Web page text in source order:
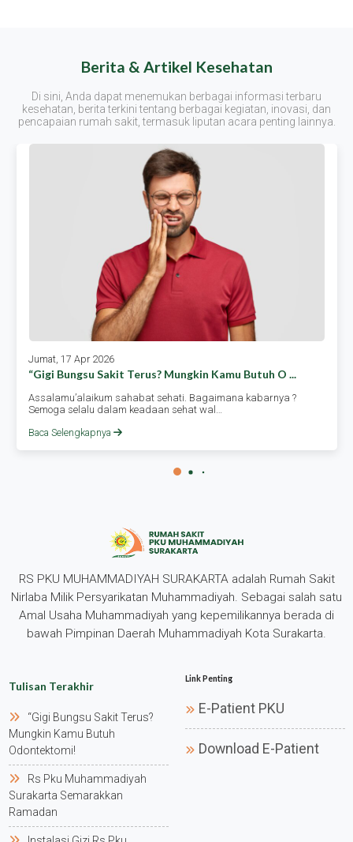
Berita & Artikel Kesehatan
Di sini, Anda dapat menemukan berbagai informasi terbaru
kesehatan, berita terkini tentang berbagai kegiatan, inovasi, dan
pencapaian rumah sakit, termasuk liputan acara penting lainnya.
Jumat, 17 Apr 2026
“gigi Bungsu Sakit Terus? Mungkin Kamu Butuh O ...
Assalamu’alaikum sahabat sehati. Bagaimana kabarnya ?
Semoga selalu dalam keadaan sehat wal…
Baca Selengkapnya
RS PKU MUHAMMADIYAH SURAKARTA adalah Rumah Sakit
Nirlaba Milik Persyarikatan Muhammadiyah. Sebagai salah satu
Amal Usaha Muhammadiyah yang kepemilikannya berada di
bawah Pimpinan Daerah Muhammadiyah Kota Surakarta.
Tulisan Terakhir
“gigi Bungsu Sakit Terus?
Mungkin Kamu Butuh
Odontektomi!
Rs Pku Muhammadiyah
Surakarta Semarakkan
Ramadan
Link Penting
E-Patient PKU
Download E-Patient